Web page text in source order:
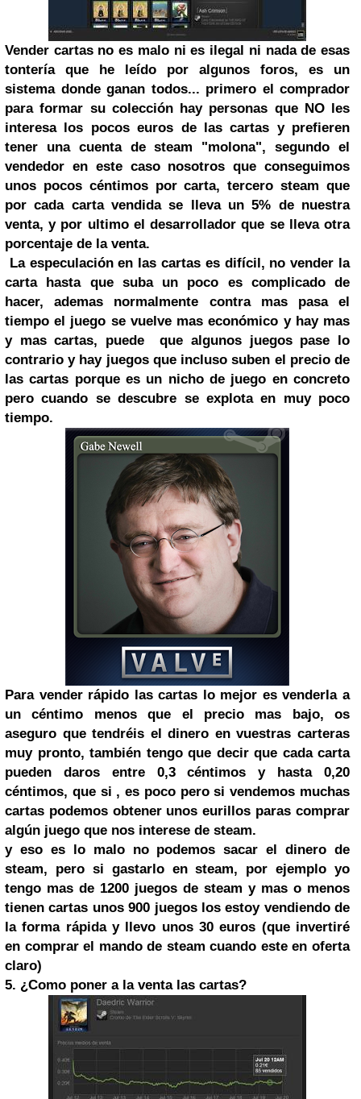
Vender cartas no es malo ni es ilegal ni nada de esas
tontería que he leído por algunos foros, es un
sistema donde ganan todos... primero el comprador
para formar su colección hay personas que NO les
interesa los pocos euros de las cartas y prefieren
tener una cuenta de steam "molona", segundo el
vendedor en este caso nosotros que conseguimos
unos pocos céntimos por carta, tercero steam que
por cada carta vendida se lleva un 5% de nuestra
venta, y por ultimo el desarrollador que se lleva otra
porcentaje de la venta.
La especulación en las cartas es difícil, no vender la
carta hasta que suba un poco es complicado de
hacer, ademas normalmente contra mas pasa el
tiempo el juego se vuelve mas económico y hay mas
y mas cartas, puede que algunos juegos pase lo
contrario y hay juegos que incluso suben el precio de
las cartas porque es un nicho de juego en concreto
pero cuando se descubre se explota en muy poco
tiempo.
Para vender rápido las cartas lo mejor es venderla a
un céntimo menos que el precio mas bajo, os
aseguro que tendréis el dinero en vuestras carteras
muy pronto, también tengo que decir que cada carta
pueden daros entre 0,3 céntimos y hasta 0,20
céntimos, que si , es poco pero si vendemos muchas
cartas podemos obtener unos eurillos paras comprar
algún juego que nos interese de steam.
y eso es lo malo no podemos sacar el dinero de
steam, pero si gastarlo en steam, por ejemplo yo
tengo mas de 1200 juegos de steam y mas o menos
tienen cartas unos 900 juegos los estoy vendiendo de
la forma rápida y llevo unos 30 euros (que invertiré
en comprar el mando de steam cuando este en oferta
claro)
5. ¿Como poner a la venta las cartas?